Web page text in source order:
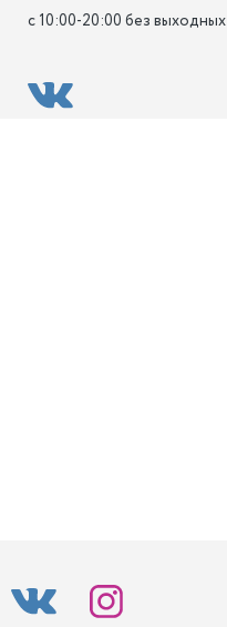
с 10:00-20:00 без выходных